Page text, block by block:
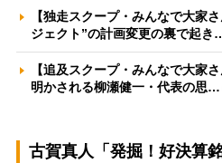
【独走スクープ・みんなで大家
ジェクト”の計画変更の裏で起き
【追及スクープ・みんなで大家
明かされる柳瀬健一・代表の思…
古賀真人「発掘！好決算銘